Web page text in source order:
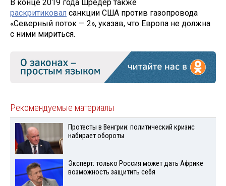
В конце 2019 года Шрёдер также
раскритиковал санкции США против газопровода
«Северный поток — 2», указав, что Европа не должна
с ними мириться.
Рекомендуемые материалы
Протесты в Венгрии: политический кризис
набирает обороты
Эксперт: только Россия может дать Африке
возможность защитить себя